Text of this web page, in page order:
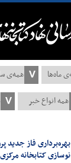
بهره‌برداری فاز جدید
نوسازی کتابخانه